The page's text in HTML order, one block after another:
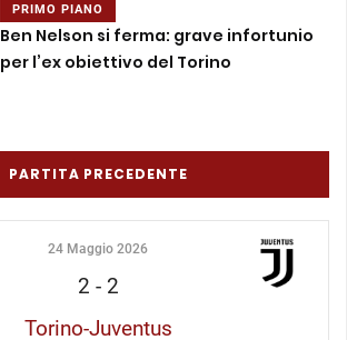
PRIMO PIANO
Ben Nelson si ferma: grave infortunio
per l’ex obiettivo del Torino
PARTITA PRECEDENTE
24 Maggio 2026
2 - 2
Torino-Juventus